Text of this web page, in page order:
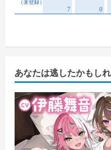
あなたは逃したかもし